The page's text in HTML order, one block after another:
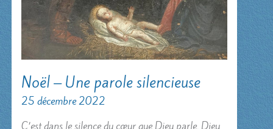
Noël – Une parole silencieuse
25 décembre 2022